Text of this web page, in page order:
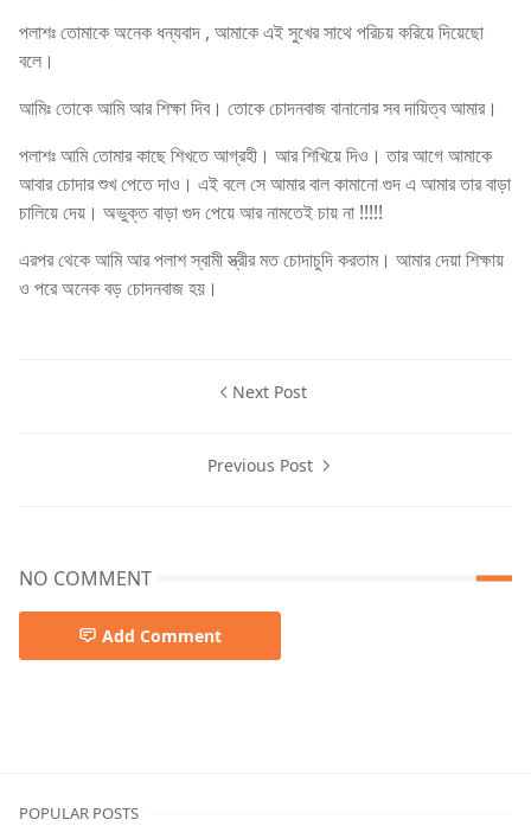
পলাশঃ তোমাকে অনেক ধন্যবাদ , আমাকে এই সুখের সাথে পরিচয় করিয়ে দিয়েছো
বলে।
আমিঃ তোকে আমি আর শিক্ষা দিব। তোকে চোদনবাজ বানানোর সব দায়িত্ব আমার।
পলাশঃ আমি তোমার কাছে শিখতে আগ্রহী। আর শিখিয়ে দিও। তার আগে আমাকে
আবার চোদার শুখ পেতে দাও। এই বলে সে আমার বাল কামানো গুদ এ আমার তার বাড়া
চালিয়ে দেয়। অভুক্ত বাড়া গুদ পেয়ে আর নামতেই চায় না !!!!!
এরপর থেকে আমি আর পলাশ স্বামী স্ত্রীর মত চোদাচুদি করতাম। আমার দেয়া শিক্ষায়
ও পরে অনেক বড় চোদনবাজ হয়।
Next Post
Previous Post
NO COMMENT
Add Comment
POPULAR POSTS